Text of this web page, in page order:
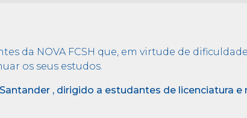
da NOVA FCSH que, em virtude de
os seus estudos.
, dirigido a estudantes de licenciatura